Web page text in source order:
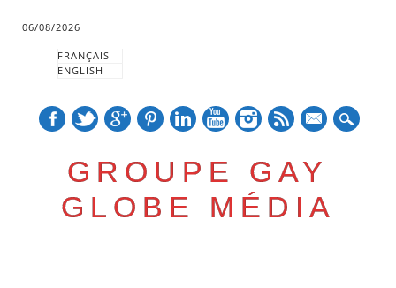
06/08/2026
FRANÇAIS
ENGLISH
GROUPE GAY
GLOBE MÉDIA